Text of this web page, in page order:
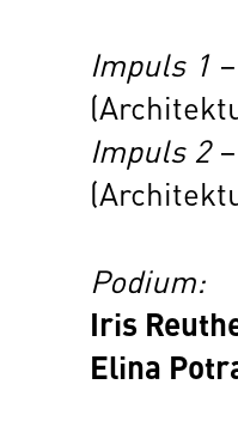
Impuls 1–
Impuls 2–
Podium:
Iris
Elina